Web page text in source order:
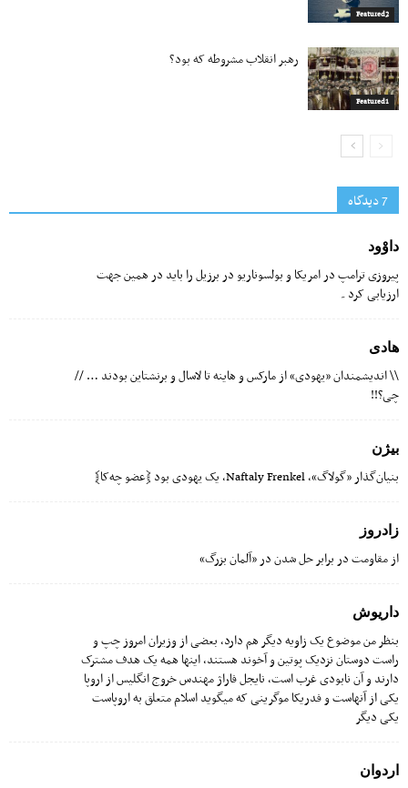
Featured2
Featured1
رهبر انقلاب مشروطه که بود؟
7 دیدگاه‌
داوْود
پیروزی ترامپ در امریکا و بولسوناریو در برزیل را باید در همین جهت
ارزیابی کرد۔
هادی
\\ اندیشمندان «یهودی» از مارکس و‌ هاینه تا لاسال و برنشتاین بودند … //
چی؟!!
بیژن
بنیان‌گذار «گولاگ»، Naftaly Frenkel، یک یهودی بود ﴿عضو چه‌کا﴾
زادروز
از مقاومت در برابر حل شدن در «آلمان بزرگ»
داریوش
بنظر من موضوع یک زاویه دیگر هم دارد، بعضی از وزیران امروز چپ و
راست دوستان نزدیک پوتین و آخوند هستند، اینها همه یک هدف مشترک
دارند و آن نابودی غرب است، نایجل فاراژ مهندس خروج انگلیس از اروپا
یکی از آنهاست و فدریکا موگرینی که میگوید اسلام متعلق به اروپاست
یکی دیگر
اردوان